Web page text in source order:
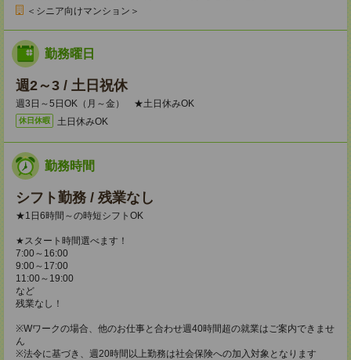
＜シニア向けマンション＞
勤務曜日
週2～3 / 土日祝休
週3日～5日OK（月～金） ★土日休みOK
休日休暇 土日休みOK
勤務時間
シフト勤務 / 残業なし
★1日6時間～の時短シフトOK
★スタート時間選べます！
7:00～16:00
9:00～17:00
11:00～19:00
など
残業なし！
※Wワークの場合、他のお仕事と合わせ週40時間超の就業はご案内できませ
ん
※法令に基づき、週20時間以上勤務は社会保険への加入対象となります